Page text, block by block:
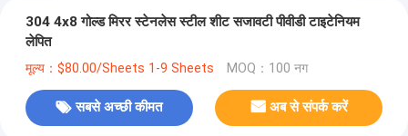
304 4x8 गोल्ड मिरर स्टेनलेस स्टील शीट सजावटी पीवीडी टाइटेनियम
लेपित
मूल्य：$80.00/Sheets 1-9 Sheets MOQ：100 नग
सबसे अच्छी कीमत अब से संपर्क करें